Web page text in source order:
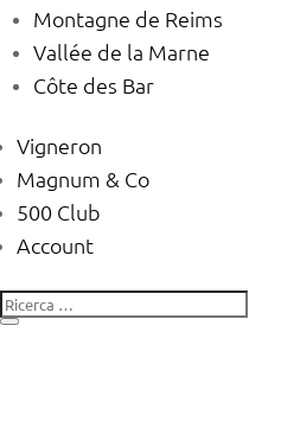
Montagne de Reims
Vallée de la Marne
Côte des Bar
Vigneron
Magnum & Co
500 Club
Account